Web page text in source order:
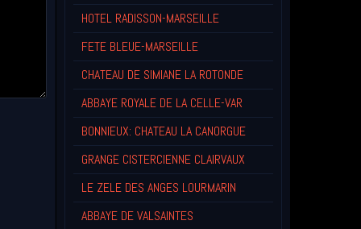
HOTEL RADISSON-MARSEILLE
FETE BLEUE-MARSEILLE
CHATEAU DE SIMIANE LA ROTONDE
ABBAYE ROYALE DE LA CELLE-VAR
BONNIEUX: CHATEAU LA CANORGUE
GRANGE CISTERCIENNE CLAIRVAUX
LE ZELE DES ANGES LOURMARIN
ABBAYE DE VALSAINTES